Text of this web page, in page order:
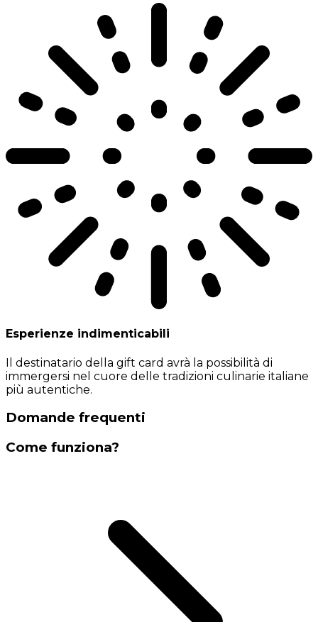
Esperienze indimenticabili
Il destinatario della gift card avrà la possibilità di
immergersi nel cuore delle tradizioni culinarie italiane
più autentiche.
Domande frequenti
Come funziona?